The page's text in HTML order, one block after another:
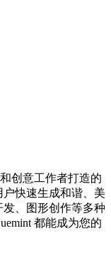
创意工作者打造的
快速生成和谐、美
、图形创作等多种
都能成为您的